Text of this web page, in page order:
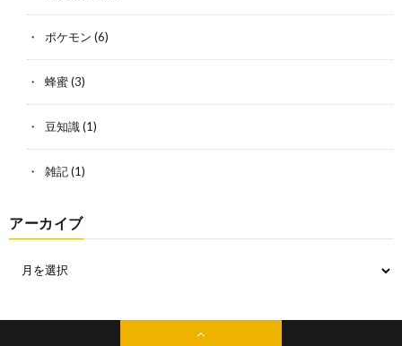
ポケモン (6)
蜂蜜(3)
豆知識(1)
雑記(1)
アーカイブ